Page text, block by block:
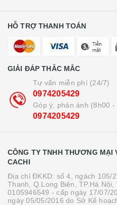
HỖ TRỢ THANH TOÁN
GIẢI ĐÁP THẮC MẮC
Tư vấn miễn phí (24/7)
0974205429
Góp ý, phản ánh (8h00 -
0974205429
CÔNG TY TNHH THƯƠNG MẠI
CACHI
Địa chỉ ĐKKD: số 4, ngách 105/
Thanh, Q.Long Biên, TP.Hà
0105946549 - cấp ngày 17/07/
ngày 05/05/2016 do Sở Kế